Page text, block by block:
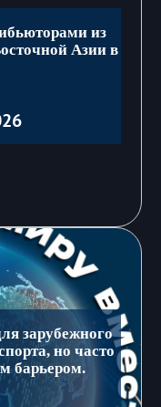
из
Азии в
зарубежного
но часто
барьером.